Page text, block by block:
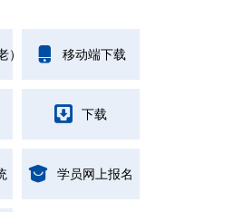
） 移动端下载
下载
学员网上报名